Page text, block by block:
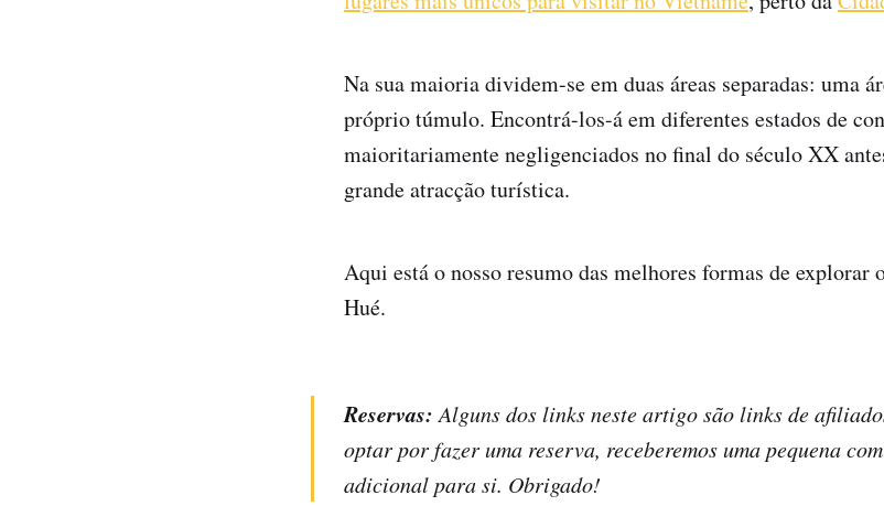
Na sua maioria dividem-se em duas áreas separadas: uma
próprio túmulo. Encontrá-los-á em diferentes estados de
maioritariamente negligenciados no final do século XX
grande atracção turística.
Aqui está o nosso resumo das melhores formas de explorar
Hué.
Reservas: Alguns dos links neste artigo são links de
optar por fazer uma reserva, receberemos uma pequena
adicional para si. Obrigado!